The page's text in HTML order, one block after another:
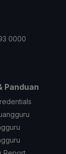
0000
Panduan